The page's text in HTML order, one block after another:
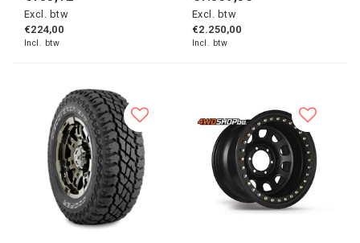
Excl. btw
€224,00
Incl. btw
Excl. btw
€2.250,00
Incl. btw